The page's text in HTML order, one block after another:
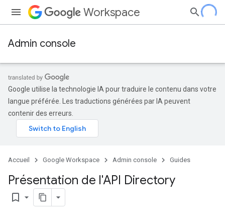
Workspace
Admin console
Google utilise la technologie IA pour traduire le contenu dans votre
langue préférée. Les traductions générées par IA peuvent
contenir des erreurs.
Accueil Google Workspace Admin console Guides
Présentation de l'API Directory
bookmark_border